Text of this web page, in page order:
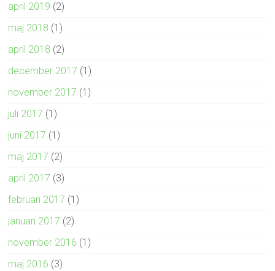
april 2019 (2)
maj 2018 (1)
april 2018 (2)
december 2017 (1)
november 2017 (1)
juli 2017 (1)
juni 2017 (1)
maj 2017 (2)
april 2017 (3)
februari 2017 (1)
januari 2017 (2)
november 2016 (1)
maj 2016 (3)